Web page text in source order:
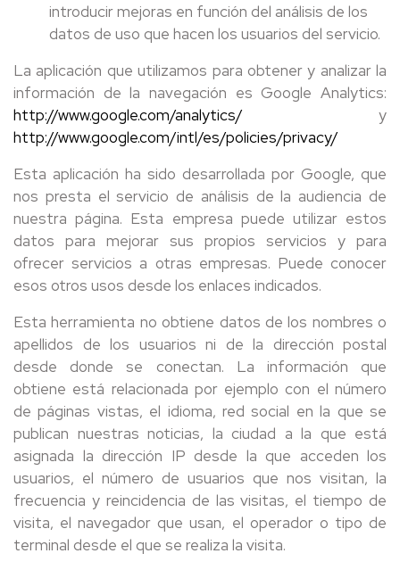
introducir mejoras en función del análisis de los
datos de uso que hacen los usuarios del servicio.
La aplicación que utilizamos para obtener y analizar la
información de la navegación es Google Analytics:
http://www.google.com/analytics/ y
http://www.google.com/intl/es/policies/privacy/
Esta aplicación ha sido desarrollada por Google, que
nos presta el servicio de análisis de la audiencia de
nuestra página. Esta empresa puede utilizar estos
datos para mejorar sus propios servicios y para
ofrecer servicios a otras empresas. Puede conocer
esos otros usos desde los enlaces indicados.
Esta herramienta no obtiene datos de los nombres o
apellidos de los usuarios ni de la dirección postal
desde donde se conectan. La información que
obtiene está relacionada por ejemplo con el número
de páginas vistas, el idioma, red social en la que se
publican nuestras noticias, la ciudad a la que está
asignada la dirección IP desde la que acceden los
usuarios, el número de usuarios que nos visitan, la
frecuencia y reincidencia de las visitas, el tiempo de
visita, el navegador que usan, el operador o tipo de
terminal desde el que se realiza la visita.